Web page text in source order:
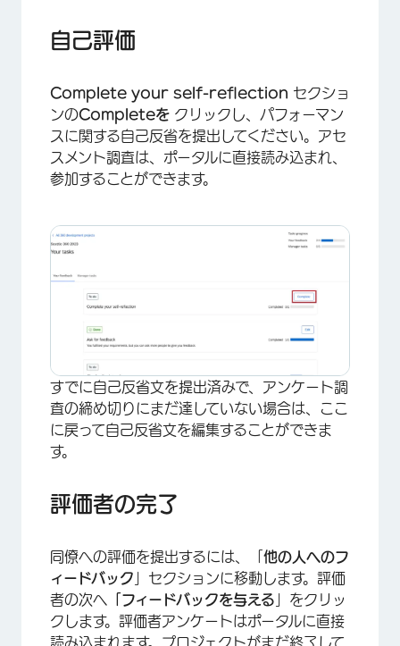
×
自己評価
Complete your self-reflection セクショ
ンのCompleteを クリックし、パフォーマン
スに関する自己反省を提出してください。アセ
スメント調査は、ポータルに直接読み込まれ、
参加することができます。
すでに自己反省文を提出済みで、アンケート調
査の締め切りにまだ達していない場合は、ここ
に戻って自己反省文を編集することができま
す。
評価者の完了
同僚への評価を提出するには、「 他の人へのフ
ィードバック 」セクションに移動します。評価
者の次へ 「フィードバックを与える 」をクリッ
クします。評価者アンケートはポータルに直接
読み込まれます。プロジェクトがまだ終了して